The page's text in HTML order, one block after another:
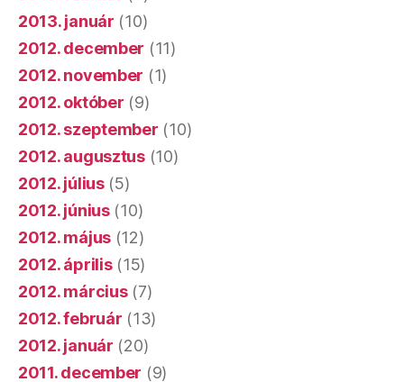
2013. január (10)
2012. december (11)
2012. november (1)
2012. október (9)
2012. szeptember (10)
2012. augusztus(10)
2012. július(5)
2012. június(10)
2012. május (12)
2012. április(15)
2012. március(7)
2012. február (13)
2012. január (20)
2011. december (9)